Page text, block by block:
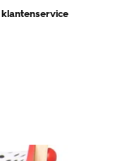
klantenservice